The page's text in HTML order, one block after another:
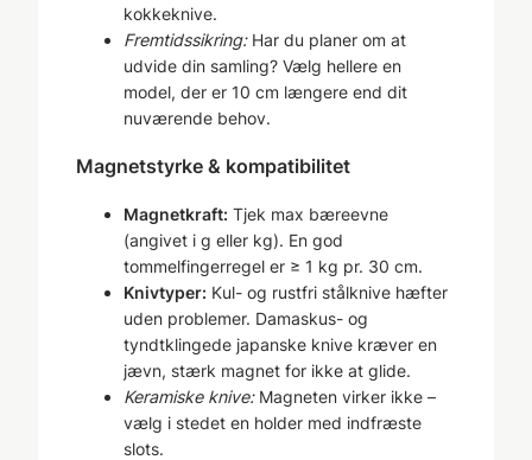
kokkeknive.
Fremtidssikring:Har du planer om at
udvide din samling? Vælg hellere en
model, der er 10 cm længere end dit
nuværende behov.
Magnetstyrke & kompatibilitet
Magnetkraft: Tjek max bæreevne
(angivet i g eller kg). En god
tommelfingerregel er ≥ 1 kg pr. 30 cm.
Knivtyper: Kul- og rustfri stålknive hæfter
uden problemer. Damaskus- og
tyndtklingede japanske knive kræver en
jævn, stærk magnet for ikke at glide.
Keramiske knive:Magneten virker ikke –
vælg i stedet en holder med indfræste
slots.